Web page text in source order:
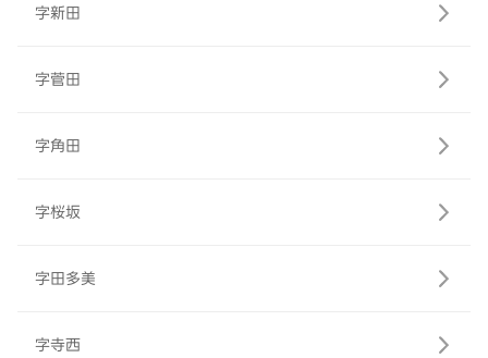
字新田
字菅田
字角田
字桜坂
字田多美
字寺西